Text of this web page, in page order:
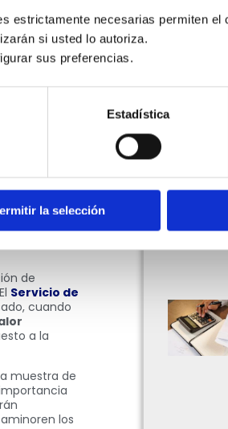
estrictamente necesarias permiten el
si usted lo autoriza.
sus preferencias.
Estadística
la selección
Para
hacia una
muchas
temas
este año
Lo
de lo
de su
tuvo
se
el
de
Servicio de
cuando
a la
muestra de
los